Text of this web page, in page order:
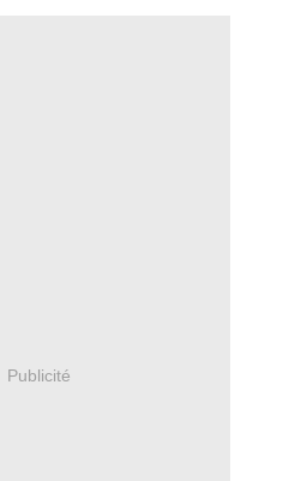
Publicité